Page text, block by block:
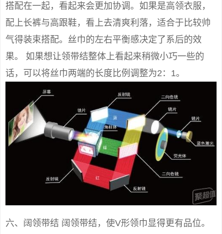
搭配在一起，看起来会更加协调。如果是高领衣服，
配上长裤与高跟鞋，看上去清爽利落，适合于比较帅
气得装束搭配。丝巾的左右平衡感决定了系后的效
果。 如果想让领带结整体上看起来稍微小巧一些的
话，可以将丝巾两端的长度比例调整为2：1。
六、阔领带结 阔领带结，使V形领巾显得更有品位。